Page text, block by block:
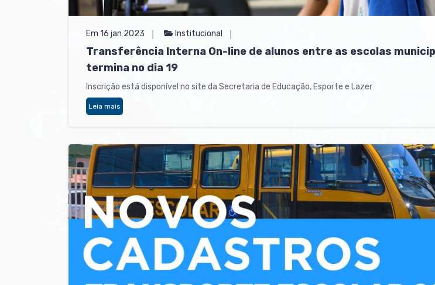
Em 16 jan 2023 Institucional
Transferência Interna On-line de alunos entre as escolas
termina no dia 19
Inscrição está disponível no site da Secretaria de Educação, Esporte e Lazer
Leia mais